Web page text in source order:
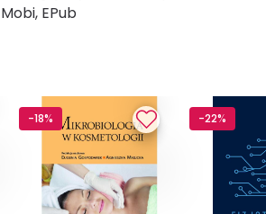
Mobi, EPub
-18% -22%